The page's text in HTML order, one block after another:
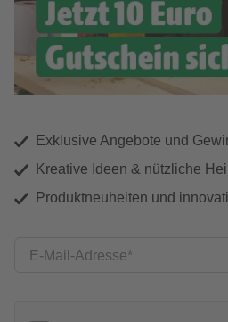
Exklusive Angebote und
Kreative Ideen & nützliche
Produktneuheiten und
E-Mail-Adresse